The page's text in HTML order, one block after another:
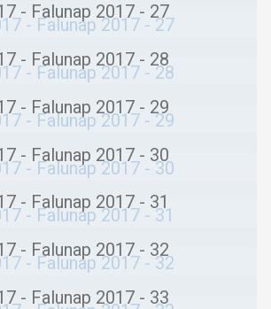
- Falunap 2017 - 27
- Falunap 2017 - 28
- Falunap 2017 - 29
- Falunap 2017 - 30
- Falunap 2017 - 31
- Falunap 2017 - 32
- Falunap 2017 - 33